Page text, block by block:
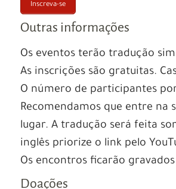
Inscreva-se
Outras informações
Os eventos terão tradução
As inscrições são gratuitas.
O número de participantes
Recomendamos que entre na
lugar. A tradução será feita
inglês priorize o link pelo
Os encontros ficarão
Doações